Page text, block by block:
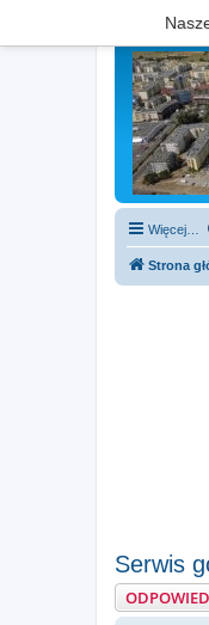
Więcej…
Strona
Serwis